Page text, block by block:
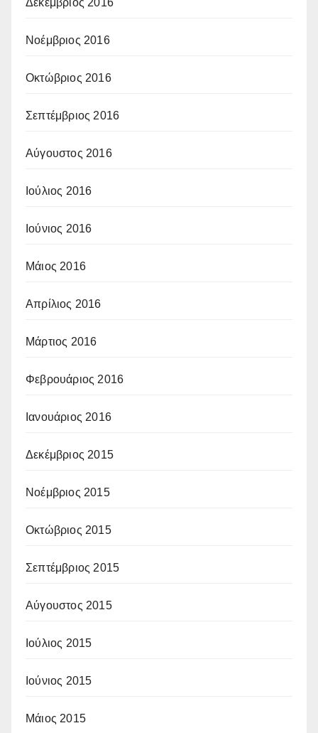
Νοέμβριος 2016
Οκτώβριος 2016
Σεπτέμβριος 2016
Αύγουστος 2016
Ιούλιος 2016
Ιούνιος 2016
Μάιος 2016
Απρίλιος 2016
Μάρτιος 2016
Φεβρουάριος 2016
Ιανουάριος 2016
Δεκέμβριος 2015
Νοέμβριος 2015
Οκτώβριος 2015
Σεπτέμβριος 2015
Αύγουστος 2015
Ιούλιος 2015
Ιούνιος 2015
Μάιος 2015